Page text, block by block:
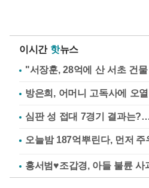
이시간 핫뉴스
"서장훈, 28억에 산 서초 건
방은희, 어머니 고독사에 오
심판 성 접대 7경기 결과는
홍서범♥조갑경, 아들 불륜 사